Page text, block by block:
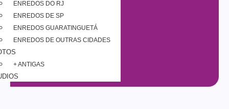
ENREDOS DO RJ
ENREDOS DE SP
ENREDOS GUARATINGUETÁ
ENREDOS DE OUTRAS CIDADES
+ ANTIGAS